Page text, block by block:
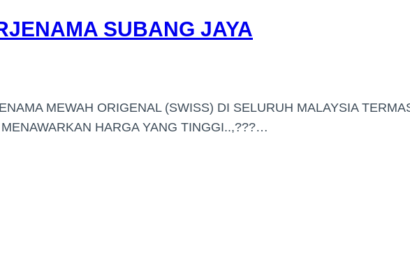
SUBANG JAYA
MEWAH ORIGENAL (SWISS) DI SELURUH MALAYSIA
HARGA YANG TINGGI..,???…